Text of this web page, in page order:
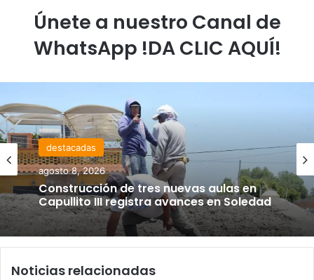
Únete a nuestro Canal de
WhatsApp !DA CLIC AQUÍ!
destacadas
agosto 8, 2026
Construcción de tres nuevas aulas en
Capullito III registra avances en Soledad
Noticias relacionadas